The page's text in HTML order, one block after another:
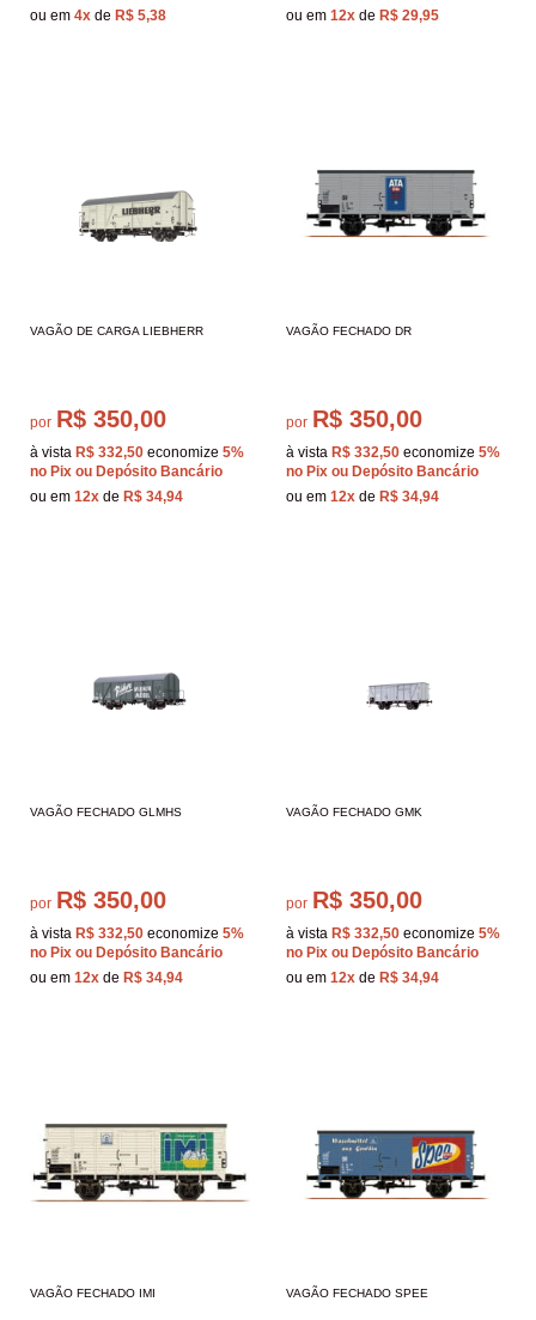
ou em 4x de R$ 5,38
ou em 12x de R$ 29,95
VAGÃO DE CARGA LIEBHERR
por R$ 350,00
à vista R$ 332,50 economize 5%
no Pix ou Depósito Bancário
ou em 12x de R$ 34,94
VAGÃO FECHADO DR
por R$ 350,00
à vista R$ 332,50 economize 5%
no Pix ou Depósito Bancário
ou em 12x de R$ 34,94
VAGÃO FECHADO GLMHS
por R$ 350,00
à vista R$ 332,50 economize 5%
no Pix ou Depósito Bancário
ou em 12x de R$ 34,94
VAGÃO FECHADO GMK
por R$ 350,00
à vista R$ 332,50 economize 5%
no Pix ou Depósito Bancário
ou em 12x de R$ 34,94
VAGÃO FECHADO IMI VAGÃO FECHADO SPEE